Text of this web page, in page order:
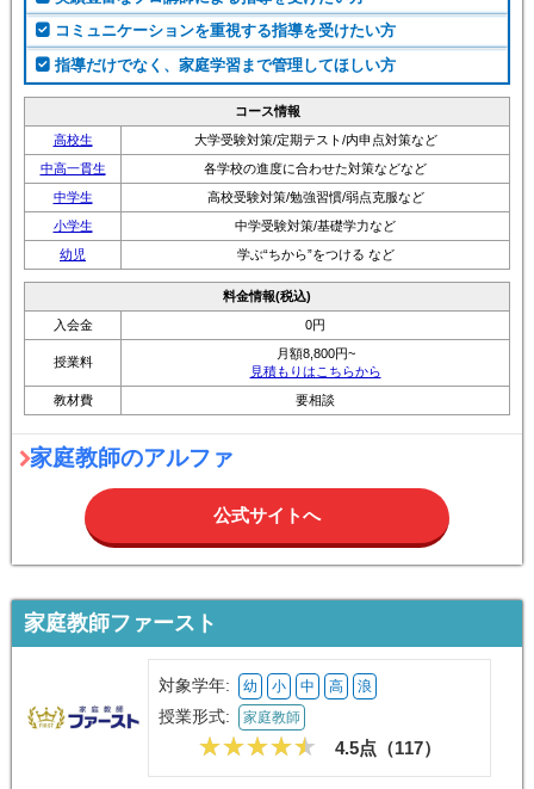
コミュニケーションを重視する指導を受けたい方
指導だけでなく、家庭学習まで管理してほしい方
コース情報
高校生
大学受験対策/定期テスト/内申点対策など
中高一貫生
各学校の進度に合わせた対策などなど
中学生
高校受験対策/勉強習慣/弱点克服など
小学生
中学受験対策/基礎学力など
幼児
学ぶ“ちから”をつける など
料金情報(税込)
入会金
0円
授業料
月額8,800円~
見積もりはこちらから
教材費
要相談
家庭教師のアルファ
公式サイトへ
家庭教師ファースト
対象学年: 幼 小 中 高 浪
授業形式: 家庭教師
4.5点（117）